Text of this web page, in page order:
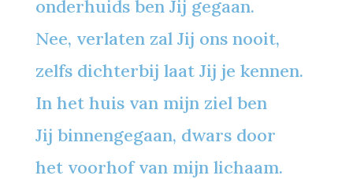
onderhuids ben Jij gegaan.
Nee, verlaten zal Jij ons nooit,
zelfs dichterbij laat Jij je kennen.
In het huis van mijn ziel ben
Jij binnengegaan, dwars door
het voorhof van mijn lichaam.